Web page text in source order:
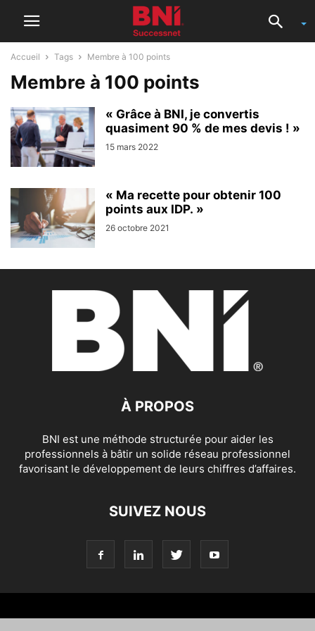
Accueil Tags Membre à 100 points
Membre à 100 points
« Grâce à BNI, je convertis
quasiment 90 % de mes devis ! »
15 mars 2022
« Ma recette pour obtenir 100
points aux IDP. »
26 octobre 2021
À PROPOS
BNI est une méthode structurée pour aider les
professionnels à bâtir un solide réseau professionnel
favorisant le développement de leurs chiffres d’affaires.
SUIVEZ NOUS